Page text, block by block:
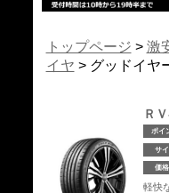
トップページ > 激
イヤ > グッドイヤ
Ｒ
ポイ
サ
価
軽快